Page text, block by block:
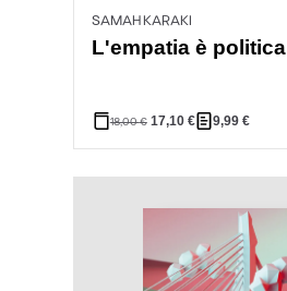
SAMAH KARAKI
L'empatia è politica
18,00€ 17,10 € 9,99€